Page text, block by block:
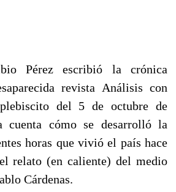
Pérez escribió la crónica
revista Análisis con
del 5 de octubre de
cuenta cómo se desarrolló la
horas que vivió el país hace
relato (en caliente) del medio
Cárdenas.